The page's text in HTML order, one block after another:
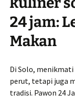
24 jam:
Makan
Di Solo,
perut, tetapi juga
tradisi. Pawon 24